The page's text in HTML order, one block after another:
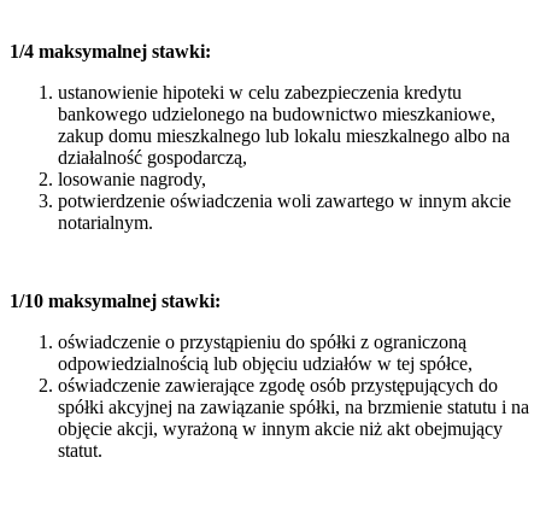
1/4 maksymalnej stawki:
ustanowienie hipoteki w celu zabezpieczenia kredytu
bankowego udzielonego na budownictwo mieszkaniowe,
zakup domu mieszkalnego lub lokalu mieszkalnego albo na
działalność gospodarczą,
losowanie nagrody,
potwierdzenie oświadczenia woli zawartego w innym akcie
notarialnym.
1/10 maksymalnej stawki:
oświadczenie o przystąpieniu do spółki z ograniczoną
odpowiedzialnością lub objęciu udziałów w tej spółce,
oświadczenie zawierające zgodę osób przystępujących do
spółki akcyjnej na zawiązanie spółki, na brzmienie statutu i na
objęcie akcji, wyrażoną w innym akcie niż akt obejmujący
statut.